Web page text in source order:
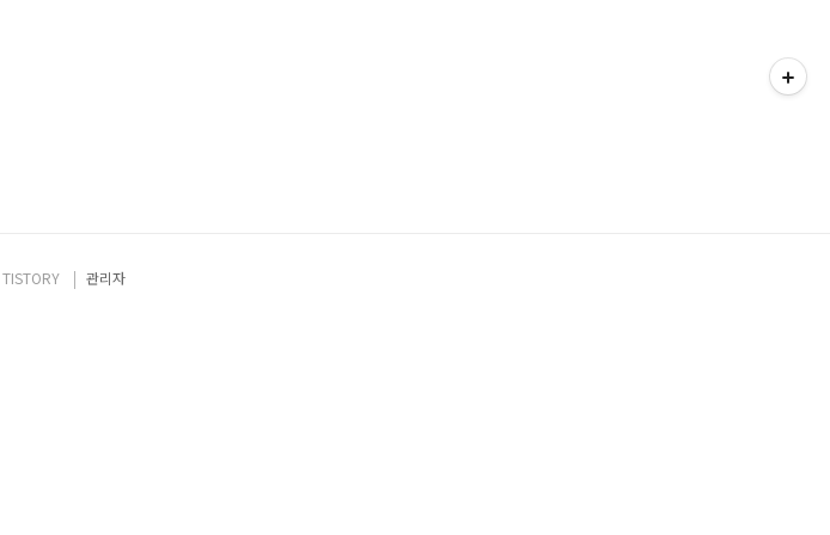
TISTORY 관리자